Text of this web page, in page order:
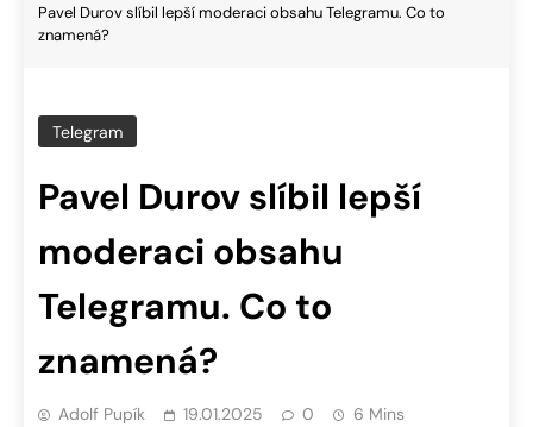
Pavel Durov slíbil lepší moderaci obsahu Telegramu. Co to
znamená?
Telegram
Pavel Durov slíbil lepší
moderaci obsahu
Telegramu. Co to
znamená?
Adolf Pupík 19.01.2025 0 6 Mins